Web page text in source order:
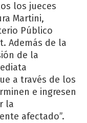
los jueces
Martini,
Público
Además de la
de la
a través de los
e ingresen
la
afectado”.